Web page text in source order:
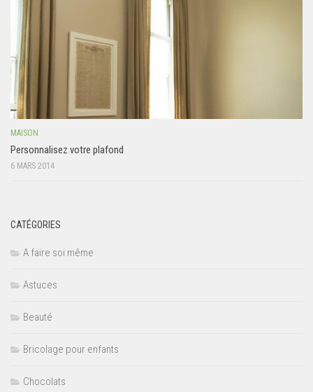
MAISON
Personnalisez votre plafond
6 MARS 2014
CATÉGORIES
A faire soi même
Astuces
Beauté
Bricolage pour enfants
Chocolats